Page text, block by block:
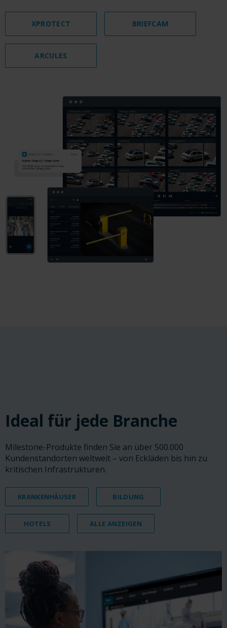
XPROTECT BRIEFCAM
ARCULES
Ideal für jede Branche
Milestone-Produkte finden Sie an über 500.000
Kundenstandorten weltweit – von Eckläden bis hin zu
kritischen Infrastrukturen.
KRANKENHÄUSER BILDUNG
HOTELS ALLE ANZEIGEN